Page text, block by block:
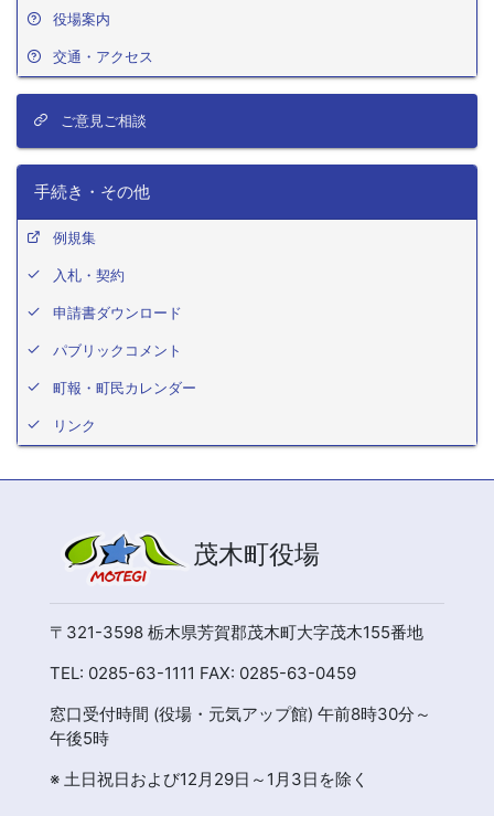
役場案内
交通・アクセス
ご意見ご相談
手続き・その他
例規集
入札・契約
申請書ダウンロード
パブリックコメント
町報・町民カレンダー
リンク
茂木町役場
〒321-3598 栃木県芳賀郡茂木町大字茂木155番地
TEL: 0285-63-1111 FAX: 0285-63-0459
窓口受付時間 (役場・元気アップ館) 午前8時30分～
午後5時
※ 土日祝日および12月29日～1月3日を除く